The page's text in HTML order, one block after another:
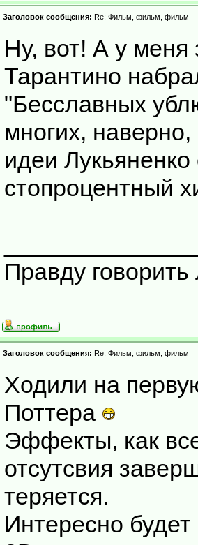
Заголовок сообщения: Re: Фильм, фильм, фильм
Ну, вот! А у меня
Тарантино
"Бесславных
многих,
идеи
стопроцентный
Правду
Заголовок сообщения: Re: Фильм, фильм, фильм
Ходили на
Поттера
Эффекты, как
отсутсвия
теряется.
Интересно